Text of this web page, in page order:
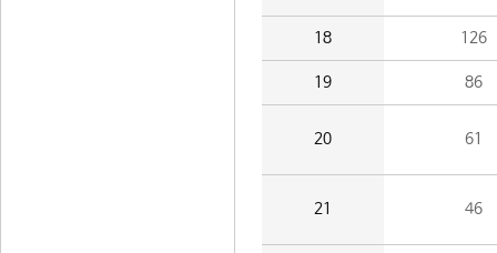
18 126
19 86
20 61
21 46